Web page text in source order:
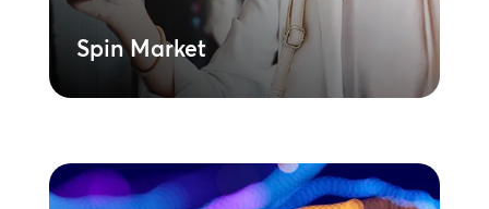
Spin Market
Tudjon meg többet